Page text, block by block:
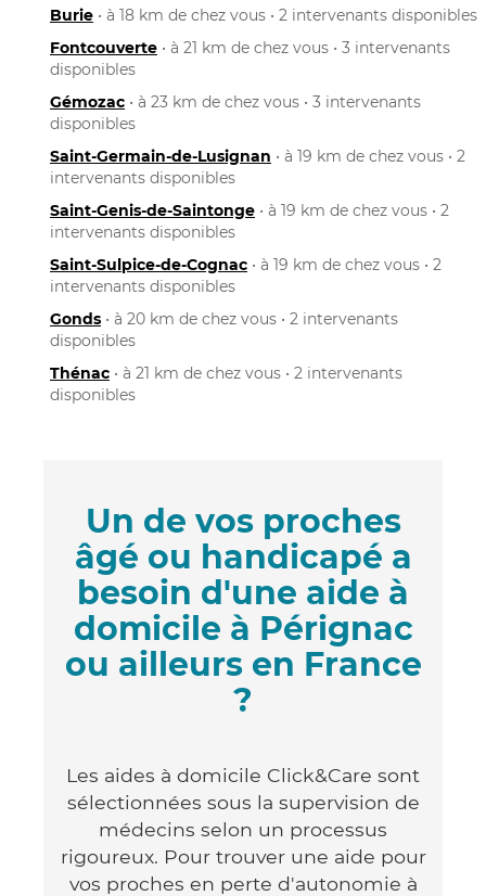
Burie • à 18 km de chez vous • 2 intervenants disponibles
Fontcouverte • à 21 km de chez vous • 3 intervenants
disponibles
Gémozac • à 23 km de chez vous • 3 intervenants
disponibles
Saint-Germain-de-Lusignan • à 19 km de chez vous • 2
intervenants disponibles
Saint-Genis-de-Saintonge • à 19 km de chez vous • 2
intervenants disponibles
Saint-Sulpice-de-Cognac • à 19 km de chez vous • 2
intervenants disponibles
Gonds • à 20 km de chez vous • 2 intervenants
disponibles
Thénac • à 21 km de chez vous • 2 intervenants
disponibles
Un de vos proches
âgé ou handicapé a
besoin d'une aide à
domicile à Pérignac
ou ailleurs en France
?
Les aides à domicile Click&Care sont
sélectionnées sous la supervision de
médecins selon un processus
rigoureux. Pour trouver une aide pour
vos proches en perte d'autonomie à